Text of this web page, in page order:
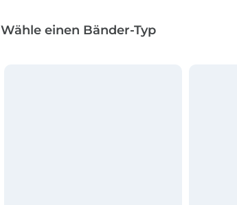
Wähle einen Bänder-Typ